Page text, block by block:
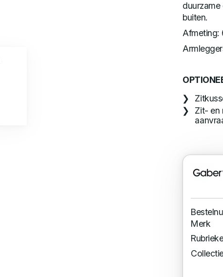
buiten.
Afmeting:
Zit- en
Merk